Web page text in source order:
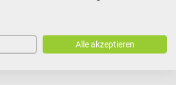
Alle akzeptieren